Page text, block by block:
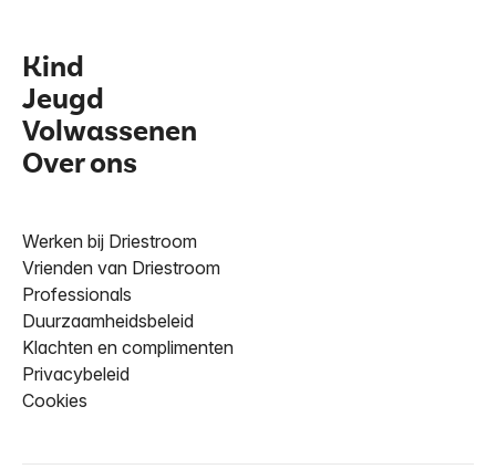
Kind
Jeugd
Volwassenen
Over ons
Werken bij Driestroom
Vrienden van Driestroom
Professionals
Duurzaamheidsbeleid
Klachten en complimenten
Privacybeleid
Cookies